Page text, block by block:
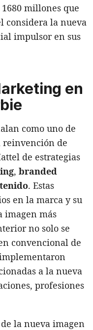
millones que
considera la nueva
impulsor en sus
en
como uno de
reinvención de
de estrategias
, branded
. Estas
en la marca y su
imagen más
no solo se
convencional de
a la nueva
profesiones
de la nueva imagen